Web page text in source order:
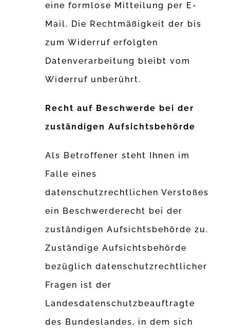
eine formlose Mitteilung per E-
Mail. Die Rechtmäßigkeit der bis
zum Widerruf erfolgten
Datenverarbeitung bleibt vom
Widerruf unberührt.
Recht auf Beschwerde bei der
zuständigen Aufsichtsbehörde
Als Betroffener steht Ihnen im
Falle eines
datenschutzrechtlichen Verstoßes
ein Beschwerderecht bei der
zuständigen Aufsichtsbehörde zu.
Zuständige Aufsichtsbehörde
bezüglich datenschutzrechtlicher
Fragen ist der
Landesdatenschutzbeauftragte
des Bundeslandes, in dem sich